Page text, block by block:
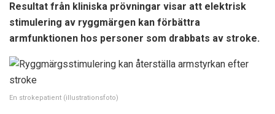
Resultat från kliniska prövningar visar att elektrisk
stimulering av ryggmärgen kan förbättra
armfunktionen hos personer som drabbats av stroke.
En strokepatient (illustrationsfoto)